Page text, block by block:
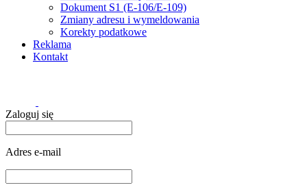
Dokument S1 (E-106/E-109)
Zmiany adresu i wymeldowania
Korekty podatkowe
Reklama
Kontakt
Zaloguj się
Adres e-mail